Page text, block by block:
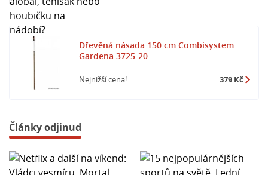
Dřevěná násada 150 cm Combisystem
Gardena 3725-20
Nejnižší cena! 379 Kč
Články odjinud